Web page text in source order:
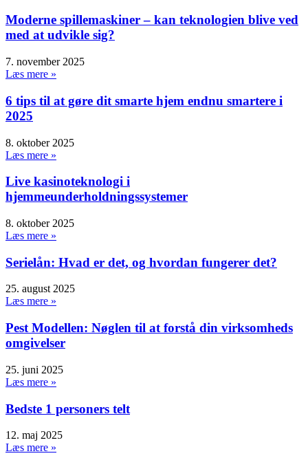
Moderne spillemaskiner – kan teknologien blive ved
med at udvikle sig?
7. november 2025
Læs mere »
6 tips til at gøre dit smarte hjem endnu smartere i
2025
8. oktober 2025
Læs mere »
Live kasinoteknologi i
hjemmeunderholdningssystemer
8. oktober 2025
Læs mere »
Serielån: Hvad er det, og hvordan fungerer det?
25. august 2025
Læs mere »
Pest Modellen: Nøglen til at forstå din virksomheds
omgivelser
25. juni 2025
Læs mere »
Bedste 1 personers telt
12. maj 2025
Læs mere »